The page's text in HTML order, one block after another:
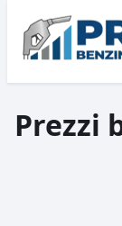
Prezzi